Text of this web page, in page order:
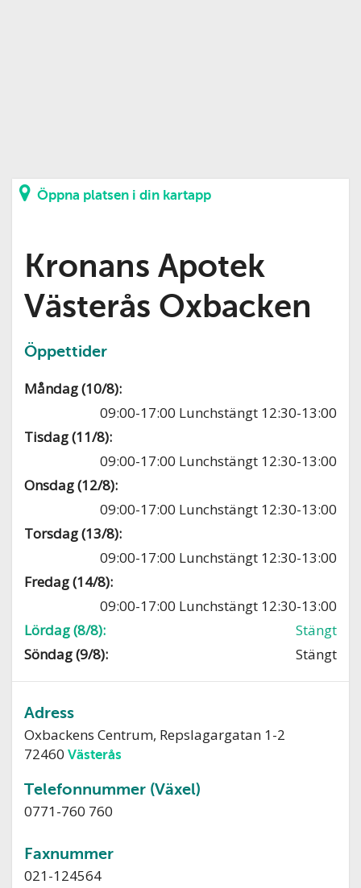
Öppna platsen i din kartapp
Kronans Apotek
Västerås Oxbacken
Öppettider
Måndag (10/8):
09:00-17:00 Lunchstängt 12:30-13:00
Tisdag (11/8):
09:00-17:00 Lunchstängt 12:30-13:00
Onsdag (12/8):
09:00-17:00 Lunchstängt 12:30-13:00
Torsdag (13/8):
09:00-17:00 Lunchstängt 12:30-13:00
Fredag (14/8):
09:00-17:00 Lunchstängt 12:30-13:00
Lördag (8/8):
Stängt
Söndag (9/8):
Stängt
Adress
Oxbackens Centrum, Repslagargatan 1-2
72460Västerås
Telefonnummer (Växel)
0771-760 760
Faxnummer
021-124564